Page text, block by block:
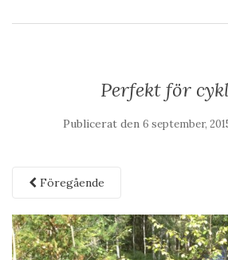
Perfekt för
Publicerat den 6 september,
Föregående